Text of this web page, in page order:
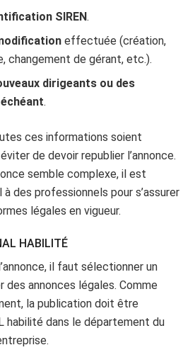
SIREN.
effectuée (création,
changement de gérant, etc.).
dirigeants ou des
.
ces informations soient
de devoir republier l’annonce.
semble complexe, il est
des professionnels pour s’assurer
légales en vigueur.
HABILITÉ
il faut sélectionner un
des annonces légales. Comme
la publication doit être
habilité dans le département du